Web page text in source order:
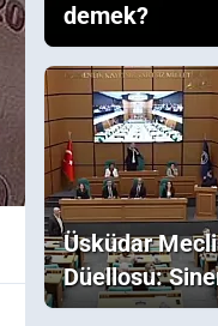
demek?
Üsküdar
Düellosu:
Ezber Bozan